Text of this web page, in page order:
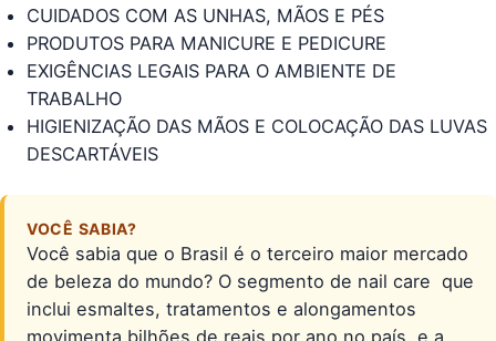
CUIDADOS COM AS UNHAS, MÃOS E PÉS
PRODUTOS PARA MANICURE E PEDICURE
EXIGÊNCIAS LEGAIS PARA O AMBIENTE DE
TRABALHO
HIGIENIZAÇÃO DAS MÃOS E COLOCAÇÃO DAS LUVAS
DESCARTÁVEIS
VOCÊ SABIA?
Você sabia que o Brasil é o terceiro maior mercado
de beleza do mundo? O segmento de nail care  que
inclui esmaltes, tratamentos e alongamentos 
movimenta bilhões de reais por ano no país, e a